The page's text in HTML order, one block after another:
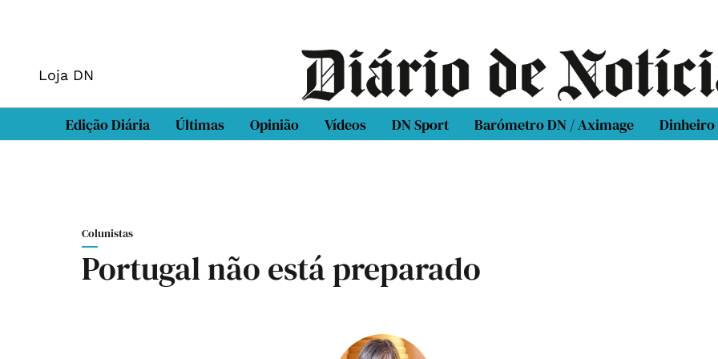
Loja DN
Edição Diária Últimas Opinião Vídeos DN Sport Barómetro DN / Aximage Dinheiro
Colunistas
Portugal não está preparado